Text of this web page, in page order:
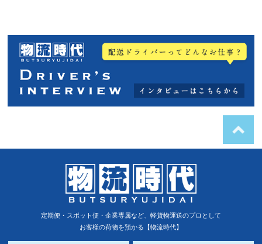
定期便・スポット便・企業専属など、軽貨物運送のプロとして
お客様の荷物を預かる【物流時代】